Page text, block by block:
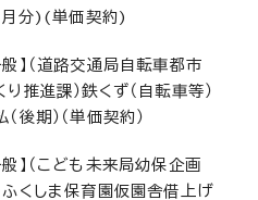
分)(単価契約)
般】（道路交通局自転車都市
り推進課）鉄くず（自転車等）
（後期）（単価契約）
般】（こども未来局幼保企画
ふくしま保育園仮園舎借上げ